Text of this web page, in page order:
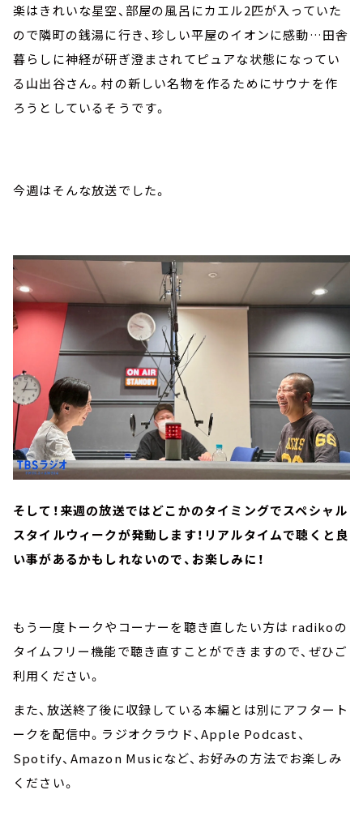
楽はきれいな星空、部屋の風呂にカエル2匹が入っていた
ので隣町の銭湯に行き、珍しい平屋のイオンに感動…田舎
暮らしに神経が研ぎ澄まされてピュアな状態になってい
る山出谷さん。村の新しい名物を作るためにサウナを作
ろうとしているそうです。
今週はそんな放送でした。
そして！来週の放送ではどこかのタイミングでスペシャル
スタイルウィークが発動します！リアルタイムで聴くと良
い事があるかもしれないので、お楽しみに！
もう一度トークやコーナーを聴き直したい方は radikoの
タイムフリー機能で聴き直すことができますので、ぜひご
利用ください。
また、放送終了後に収録している本編とは別にアフタート
ークを配信中。ラジオクラウド、Apple Podcast、
Spotify、Amazon Musicなど、お好みの方法でお楽しみ
ください。